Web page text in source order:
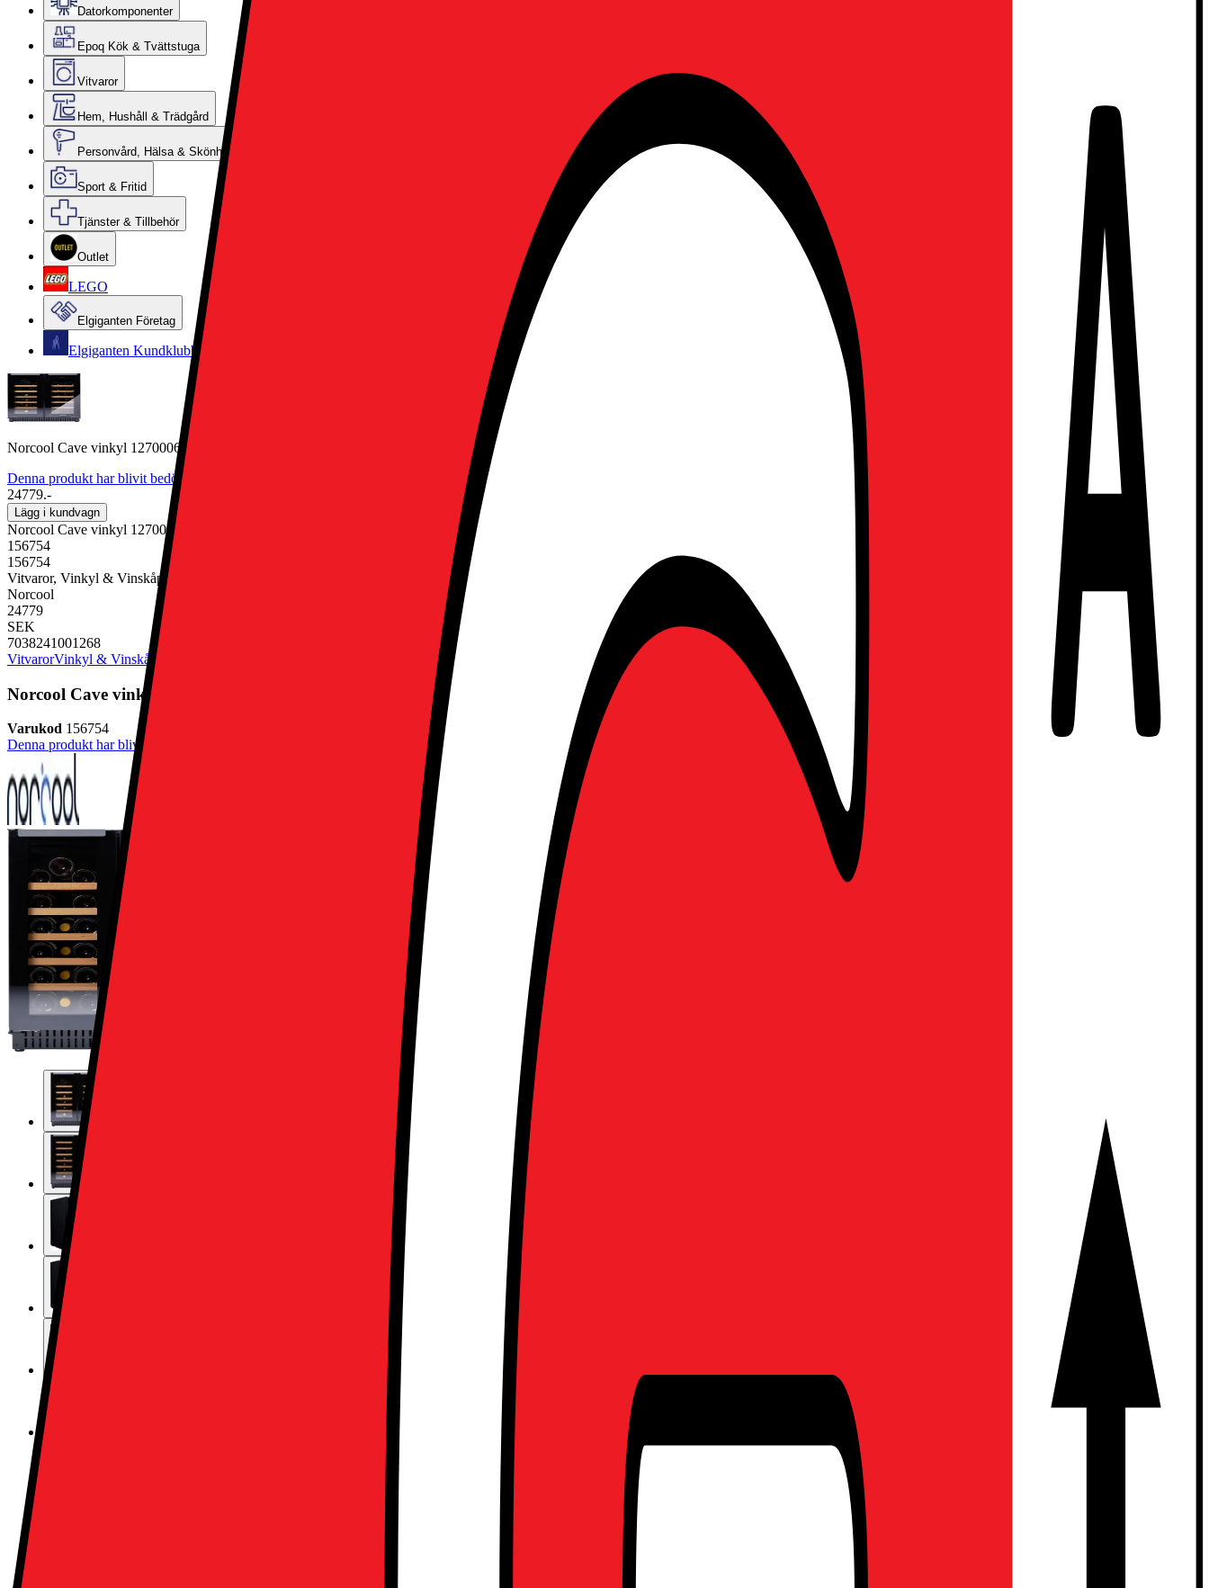
Datorkomponenter
Epoq Kök & Tvättstuga
Vitvaror
Hem, Hushåll & Trädgård
Personvård, Hälsa & Skönhet
Sport & Fritid
Tjänster & Tillbehör
Outlet
LEGO
Elgiganten Företag
Elgiganten Kundklubb
Norcool Cave vinkyl 12700065 (integrerat 46 flaskor)
Denna produkt har blivit bedömd som 2 av 5 möjliga stjärnor.
24779.-
Lägg i kundvagn
Norcool Cave vinkyl 12700065 (integrerat 46 flaskor)
156754
156754
Vitvaror, Vinkyl & Vinskåp
Norcool
24779
SEK
7038241001268
VitvarorVinkyl & Vinskåp
Norcool Cave vinkyl 12700065 (integrerat 46 flaskor)
Varukod 156754
Denna produkt har blivit bedömd som 2 av 5 möjliga stjärnor.